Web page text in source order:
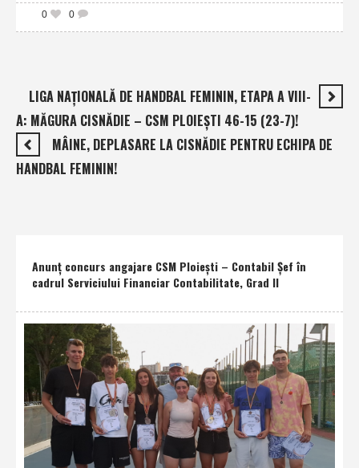
0
0
LIGA NAŢIONALĂ DE HANDBAL FEMININ, ETAPA A VIII-
A: MĂGURA CISNĂDIE – CSM PLOIEŞTI 46-15 (23-7)!
MÂINE, DEPLASARE LA CISNĂDIE PENTRU ECHIPA DE
HANDBAL FEMININ!
Anunţ concurs angajare CSM Ploieşti – Contabil Şef în
cadrul Serviciului Financiar Contabilitate, Grad II